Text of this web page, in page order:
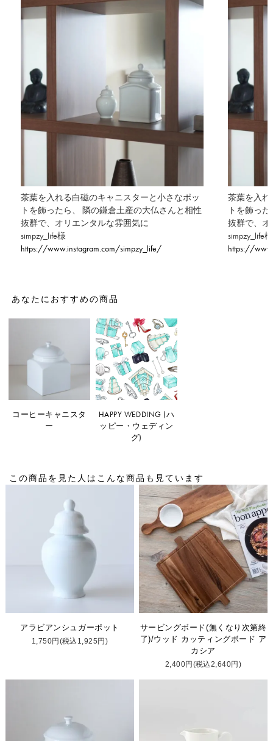
茶葉を入れる白磁のキャニスターと小さなポッ
トを飾ったら、 隣の鎌倉土産の大仏さんと相性
抜群で、オリエンタルな雰囲気に
simpzy_life様
https://www.instagram.com/simpzy_life/
茶葉を入
トを飾っ
抜群で、
simpzy_life様
https://
あなたにおすすめの商品
コーヒーキャニスタ
ー
HAPPY WEDDING (ハ
ッピー・ウェディン
グ)
この商品を見た人はこんな商品も見ています
アラビアンシュガーポット
1,750円(税込1,925円)
サービングボード(無くなり次第終
了)/ウッド カッティングボード ア
カシア
2,400円(税込2,640円)